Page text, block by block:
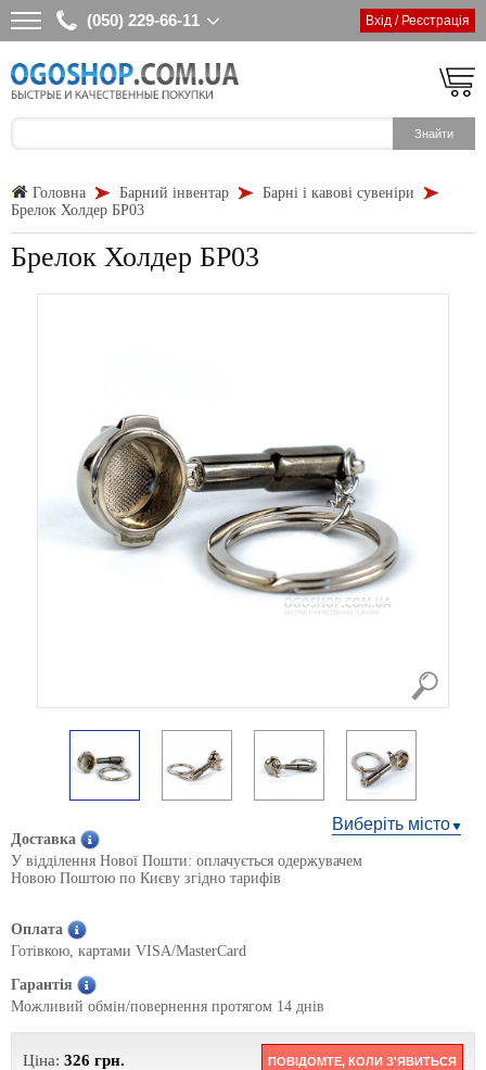
(050) 229-66-11 Вхід / Реєстрація
Головна Барний інвентар
Барні і кавові сувеніри
Брелок Холдер БР03
Брелок Холдер БР03
Виберіть місто
Доставка
У відділення Нової Пошти: оплачується одержувачем
Новою Поштою по Києву згідно тарифів
Оплата
Готівкою, картами VISA/MasterCard
Гарантія
Можливий обмін/повернення протягом 14 днів
Ціна: 326 грн. ПОВІДОМТЕ, КОЛИ З'ЯВИТЬСЯ